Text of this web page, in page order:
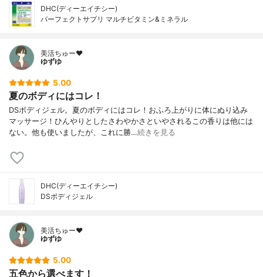
DHC(ディーエイチシー)
パーフェクトサプリ マルチビタミン&ミネラル
美活ちゅー❤️
ゆずゆ
5.00
夏のボディにはコレ！
DSボディジェル。夏のボディにはコレ！おふろ上がりに体にぬり込み
マッサージ！ひんやりとしたさわやかさといやされるこの香りは他には
ない。他も使いましたが、これに勝…続きを見る
DHC(ディーエイチシー)
DSボディジェル
美活ちゅー❤️
ゆずゆ
5.00
五色から選べます！